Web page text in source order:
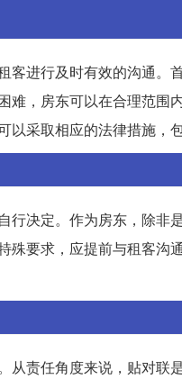
客进行及时有效的沟通
难，房东可以在合理范
采取相应的法律措施，包
行决定。作为房东，除
殊要求，应提前与租客
从责任角度来说，贴对